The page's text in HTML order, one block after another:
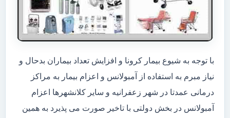
با توجه به شیوع بیمار کرونا و افزایش تعداد بیماران بدحال و
نیاز مبرم به استفاده از آمبولانس و اعزام بیمار به مراکز
درمانی عمدتا در شهر زعفرانیه و سایر کلانشهرها اعزام
آمبولانس در بخش دولتی با تاخیر صورت می پذیرد به همین